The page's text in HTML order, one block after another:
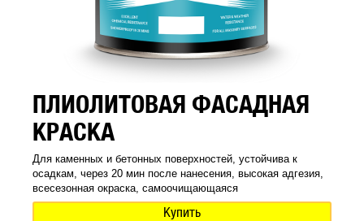
ПЛИОЛИТОВАЯ ФАСАДНАЯ
КРАСКА
Для каменных и бетонных поверхностей, устойчива к
осадкам, через 20 мин после нанесения, высокая адгезия,
всесезонная окраска, самоочищающаяся
Купить